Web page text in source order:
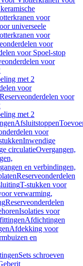
voor
universeele
voor
voor
voor Spoel-stop
voor
met 2
voor
Reserveonderdelen voor
met 2
Afsluitstoppen
voor
Inwendige
circulatieOvergangen,
en verbindingen,
Reserveonderdelen
T-stukken voor
verwarming,
Reserveonderdelen
Isolaties voor
Afdichtingen
Afdekking voor
en
Sets schroeven